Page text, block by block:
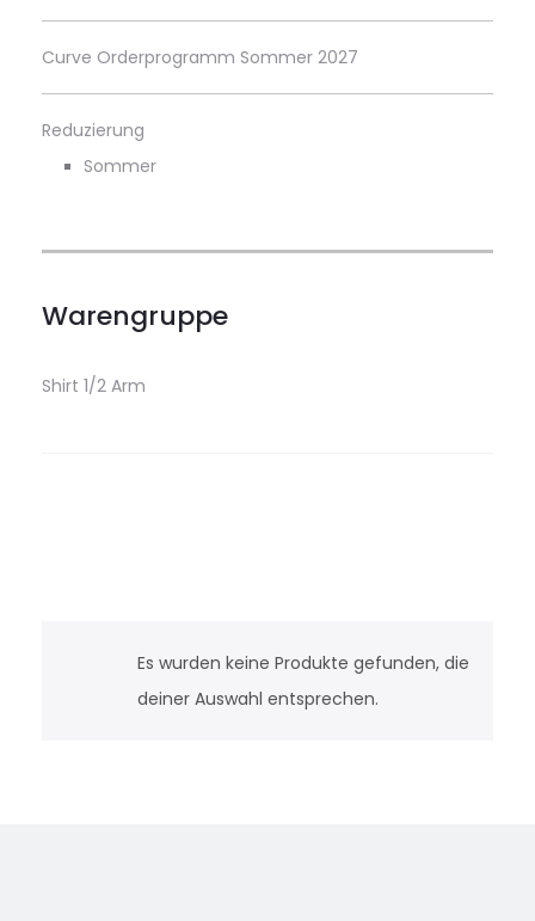
Es wurden keine Produkte gefunden, die
deiner Auswahl entsprechen.
Curve Orderprogramm Sommer 2027
Reduzierung
Sommer
Warengruppe
Shirt 1/2 Arm